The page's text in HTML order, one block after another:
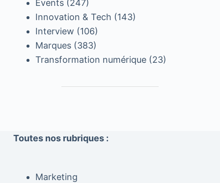
Events(247)
Innovation & Tech (143)
Interview (106)
Marques(383)
Transformation numérique(23)
Toutes nos rubriques :
Marketing